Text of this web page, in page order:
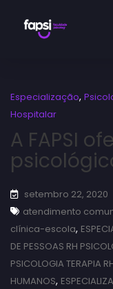
Especialização,
Hospitalar
A FAPSI
setembro 22, 2020
atendimento
clínica-escola,
DE PESSOAS RH
PSICOLOGIA TERAPIA
HUMANOS,